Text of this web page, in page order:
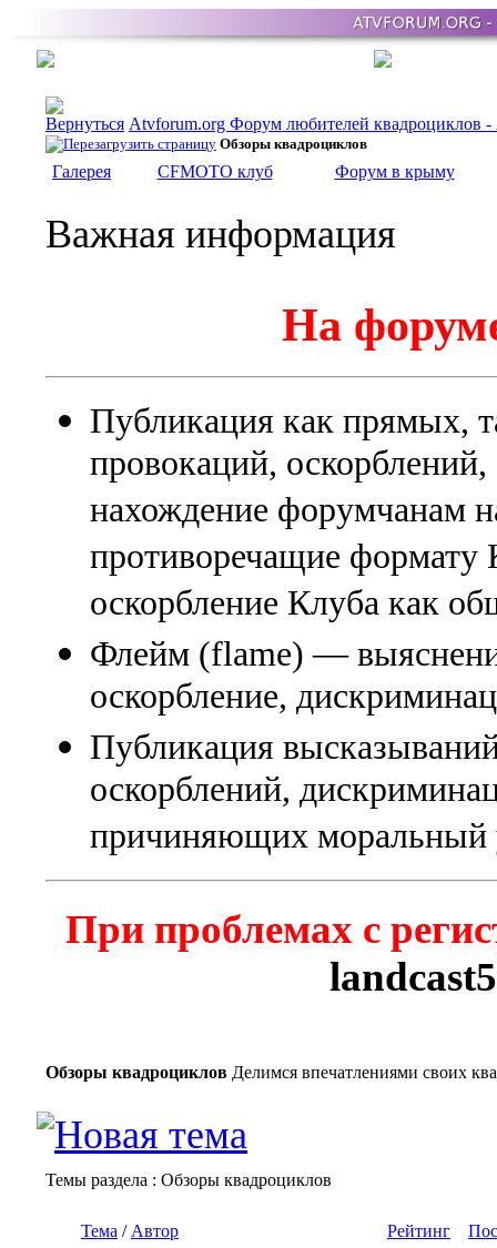
Atvforum.org Форум любителей квадроциклов
Обзоры квадроциклов
Галерея CFMOTO клуб Форум в крыму
Важная информация
На
Публикация как прямых,
провокаций,
нахождение форумчанам
противоречащие формату
оскорбление Клуба как
Флейм (flame) —
оскорбление,
Публикация
оскорблений,
причиняющих моральный
При проблемах с
Обзоры квадроциклов Делимся впечатлениями своих
Темы раздела : Обзоры квадроциклов
Рейтинг
Тема / Автор